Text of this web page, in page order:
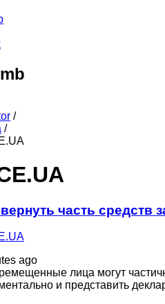
/
/
часть средств
ago
лица могут
и представить